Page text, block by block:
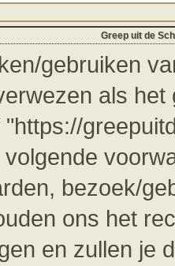
Greep uit de
gebruiken
als
bezoek/
ons het
en zullen je